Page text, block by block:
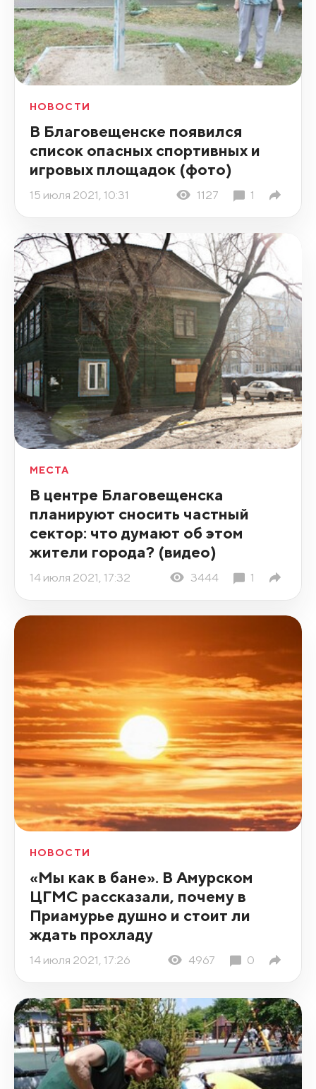
НОВОСТИ
В Благовещенске появился
список опасных спортивных и
игровых площадок (фото)
15 июля 2021, 10:31 1127 1
МЕСТА
В центре Благовещенска
планируют сносить частный
сектор: что думают об этом
жители города? (видео)
14 июля 2021, 17:32 3444 1
НОВОСТИ
«Мы как в бане». В Амурском
ЦГМС рассказали, почему в
Приамурье душно и стоит ли
ждать прохладу
14 июля 2021, 17:26 4967 0